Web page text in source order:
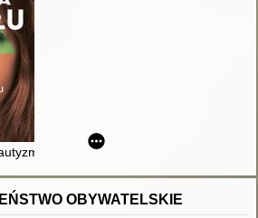
a teoria umysłu
OBYWATELSKIE